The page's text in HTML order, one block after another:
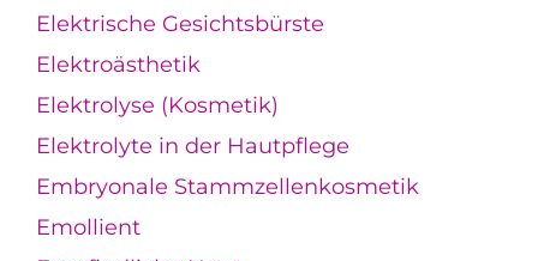
Elektrische Gesichtsbürste
Elektroästhetik
Elektrolyse (Kosmetik)
Elektrolyte in der Hautpflege
Embryonale Stammzellenkosmetik
Emollient